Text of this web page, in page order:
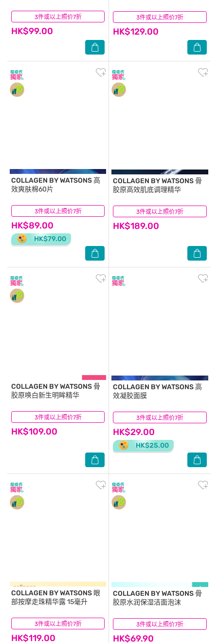
3件或以上照价7折
HK$99.00
(2) 3件或以上照价7折
HK$129.00
(4)
3件或以上照价7折
COLLAGEN BY WATSONS高
效爽肤棉60片
HK$89.00
HK$79.00
(1) 3件或以上照价7折
COLLAGEN BY WATSONS 骨
胶原高效肌底调理精华
HK$189.00
(3)
3件或以上照价7折
COLLAGEN BY WATSONS 骨
胶原唤白新生明眸精华
HK$109.00
(5) 3件或以上照价7折
COLLAGEN BY WATSONS高
效凝胶面膜
HK$29.00
HK$25.00
(0)
3件或以上照价7折
COLLAGEN BY WATSONS 眼
部按摩走珠精华露 15毫升
HK$119.00
(10) 3件或以上照价7折
COLLAGEN BY WATSONS 骨
胶原水润保湿洁面泡沫
HK$69.90
(5)